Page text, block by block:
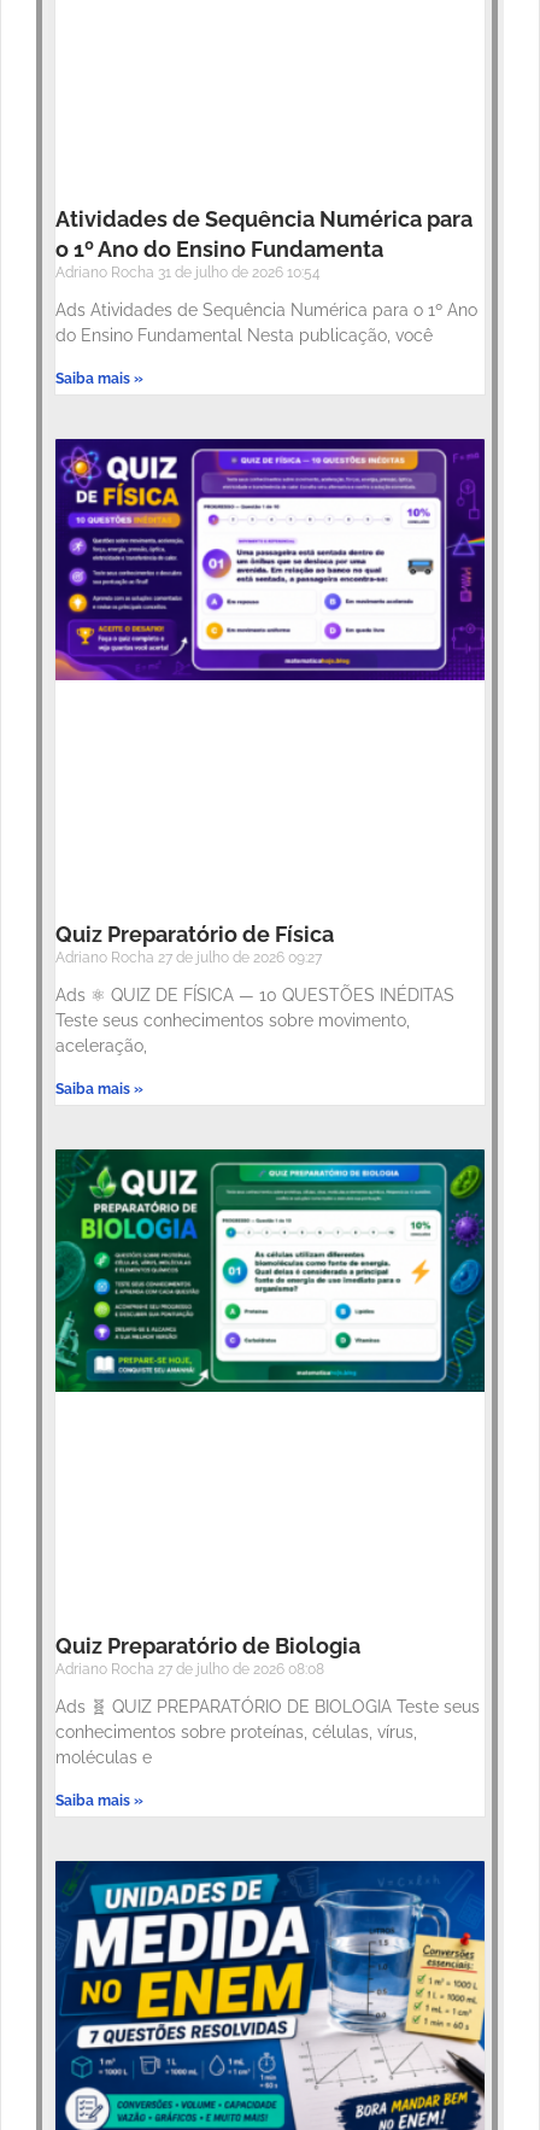
Atividades de Sequência Numérica para
o 1º Ano do Ensino Fundamenta
Adriano Rocha 31 de julho de 2026 10:54
Ads Atividades de Sequência Numérica para o 1º Ano
do Ensino Fundamental Nesta publicação, você
Saiba mais »
Quiz Preparatório de Física
Adriano Rocha 27 de julho de 2026 09:27
Ads ⚛️ QUIZ DE FÍSICA — 10 QUESTÕES INÉDITAS
Teste seus conhecimentos sobre movimento,
aceleração,
Saiba mais »
Quiz Preparatório de Biologia
Adriano Rocha 27 de julho de 2026 08:08
Ads 🧬 QUIZ PREPARATÓRIO DE BIOLOGIA Teste seus
conhecimentos sobre proteínas, células, vírus,
moléculas e
Saiba mais »